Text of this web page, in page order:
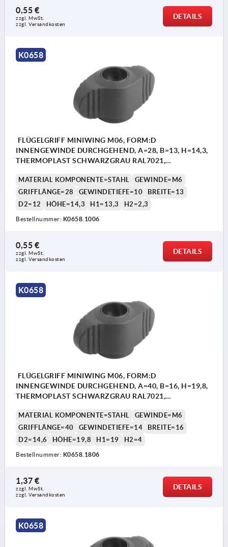
0,55 €
zzgl. MwSt.
zzgl. Versandkosten
DETAILS
K0658
FLÜGELGRIFF MINIWING M06, FORM:D
INNENGEWINDE DURCHGEHEND, A=28, B=13, H=14,3,
THERMOPLAST SCHWARZGRAU RAL7021,
MATERIAL KOMPONENTE=STAHL
GEWINDE=M6
GRIFFLÄNGE=28
GEWINDETIEFE=10
BREITE=13
D2=12
HÖHE=14,3 H1=13,3 H2=2,3
Bestellnummer: K0658.1006
0,55 €
zzgl. MwSt.
zzgl. Versandkosten
DETAILS
K0658
FLÜGELGRIFF MINIWING M06, FORM:D
INNENGEWINDE DURCHGEHEND, A=40, B=16, H=19,8,
THERMOPLAST SCHWARZGRAU RAL7021,
MATERIAL KOMPONENTE=STAHL
GEWINDE=M6
GRIFFLÄNGE=40
GEWINDETIEFE=14
BREITE=16
D2=14,6
HÖHE=19,8 H1=19 H2=4
Bestellnummer: K0658.1806
1,37 €
zzgl. MwSt.
zzgl. Versandkosten
DETAILS
K0658